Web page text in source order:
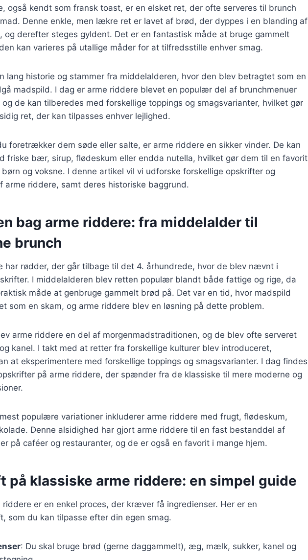
også kendt som fransk toast, er en elsket ret, der ofte serveres til brunch
Denne enkle, men lækre ret er lavet af brød, der dyppes i en blanding af
derefter steges gyldent. Det er en fantastisk måde at bruge gammelt
kan varieres på utallige måder for at tilfredsstille enhver smag.
lang historie og stammer fra middelalderen, hvor den blev betragtet som en
madspild. I dag er arme riddere blevet en populær del af brunchmenuer
og de kan tilberedes med forskellige toppings og smagsvarianter, hvilket gør
ret, der kan tilpasses enhver lejlighed.
foretrækker dem søde eller salte, er arme riddere en sikker vinder. De kan
friske bær, sirup, flødeskum eller endda nutella, hvilket gør dem til en favorit
og voksne. I denne artikel vil vi udforske forskellige opskrifter og
arme riddere, samt deres historiske baggrund.
bag arme riddere: fra middelalder til
brunch
har rødder, der går tilbage til det 4. århundrede, hvor de blev nævnt i
I middelalderen blev retten populær blandt både fattige og rige, da
måde at genbruge gammelt brød på. Det var en tid, hvor madspild
som en skam, og arme riddere blev en løsning på dette problem.
arme riddere en del af morgenmadstraditionen, og de blev ofte serveret
kanel. I takt med at retter fra forskellige kulturer blev introduceret,
at eksperimentere med forskellige toppings og smagsvarianter. I dag findes
på arme riddere, der spænder fra de klassiske til mere moderne og
populære variationer inkluderer arme riddere med frugt, flødeskum,
Denne alsidighed har gjort arme riddere til en fast bestanddel af
på caféer og restauranter, og de er også en favorit i mange hjem.
på klassiske arme riddere: en simpel guide
riddere er en enkel proces, der kræver få ingredienser. Her er en
som du kan tilpasse efter din egen smag.
: Du skal bruge brød (gerne daggammelt), æg, mælk, sukker, kanel og